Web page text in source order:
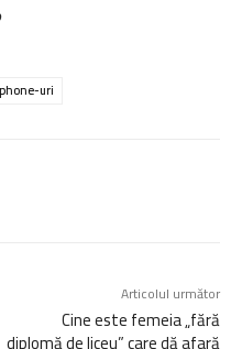
uri
Articolul următor
Cine este femeia „fără